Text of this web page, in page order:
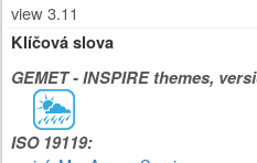
view 3.11
Klíčová slova
GEMET - INSPIRE themes,
ISO 19119: